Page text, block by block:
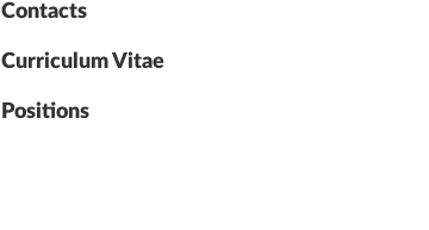
Contacts
Curriculum Vitae
Positions